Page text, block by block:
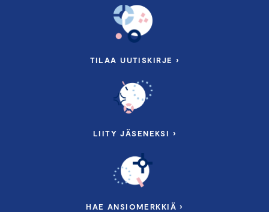
TILAA UUTISKIRJE ›
LIITY JÄSENEKSI ›
HAE ANSIOMERKKIÄ ›